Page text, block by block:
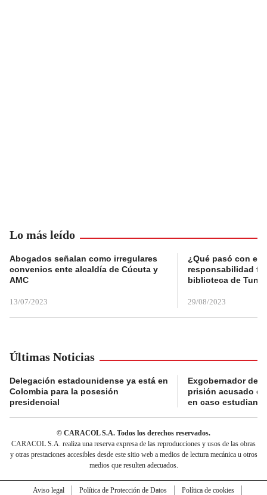
Lo más leído
Abogados señalan como irregulares
convenios ente alcaldía de Cúcuta y
AMC
13/07/2023
¿Qué pasó con el
responsabilidad
biblioteca de
29/08/2023
Últimas Noticias
Delegación estadounidense ya está en
Colombia para la posesión
presidencial
Exgobernador de
prisión acusado
en caso
© CARACOL S.A. Todos los derechos reservados.
CARACOL S.A. realiza una reserva expresa de las reproducciones y usos de las obras
y otras prestaciones accesibles desde este sitio web a medios de lectura mecánica u otros
medios que resulten adecuados.
Aviso legal Política de Protección de Datos
Política de cookies